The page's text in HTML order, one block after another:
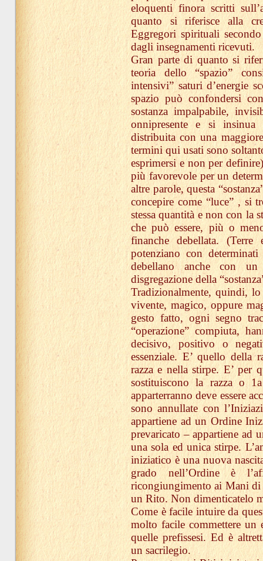
eloquenti finora scritti
quanto si riferisce alla
Eggregori spirituali
dagli insegnamenti ricevuti.
Gran parte di quanto si
teoria dello “spazio”
intensivi” saturi d’energie
spazio può confondersi
sostanza impalpabile,
onnipresente e si
distribuita con una
termini qui usati sono
esprimersi e non per
più favorevole per un
altre parole, questa
concepire come “luce” , si
stessa quantità e non con la
che può essere, più o
finanche debellata.
potenziano con
debellano anche con
disgregazione della
Tradizionalmente, quindi,
vivente, magico, oppure
gesto fatto, ogni segno
“operazione” compiuta,
decisivo, positivo o
essenziale. E’ quello della
razza e nella stirpe. E’ per
sostituiscono la razza o
apparterranno deve essere
sono annullate con
appartiene ad un Ordine
prevaricato – appartiene ad
una sola ed unica stirpe.
iniziatico è una nuova
grado nell’Ordine è
ricongiungimento ai Mani di
un Rito. Non dimenticatelo
Come è facile intuire da
molto facile commettere un
quelle prefissesi. Ed è
un sacrilegio.